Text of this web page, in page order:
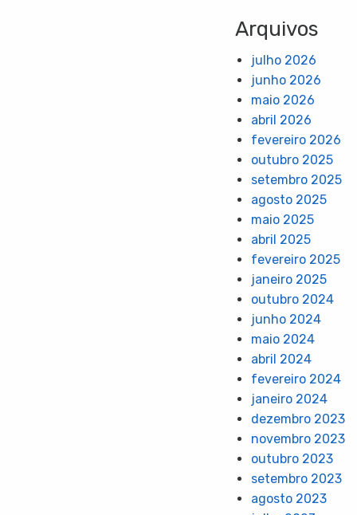
Arquivos
julho 2026
junho 2026
maio 2026
abril 2026
fevereiro 2026
outubro 2025
setembro 2025
agosto 2025
maio 2025
abril 2025
fevereiro 2025
janeiro 2025
outubro 2024
junho 2024
maio 2024
abril 2024
fevereiro 2024
janeiro 2024
dezembro 2023
novembro 2023
outubro 2023
setembro 2023
agosto 2023